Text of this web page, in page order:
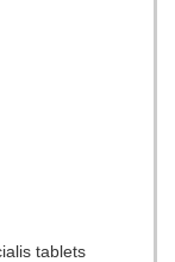
tablets